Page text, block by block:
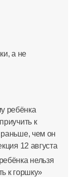
а не
нельзя
к горшку»